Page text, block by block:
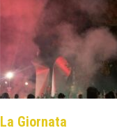
La Giornata